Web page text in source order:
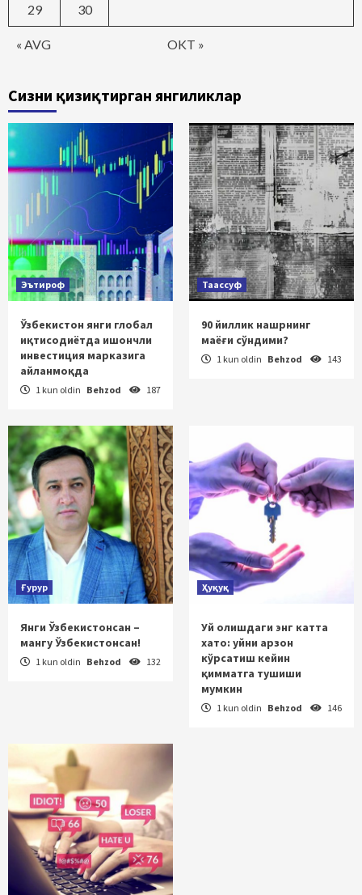
« AVG OKT »
29 30
Сизни қизиқтирган янгиликлар
Эътироф
Ўзбекистон янги глобал
иқтисодиётда ишончли
инвестиция марказига
айланмоқда
1 kun oldin Behzod 187
Таассуф
90 йиллик нашрнинг
маёғи сўндими?
1 kun oldin Behzod 143
Ғурур
Янги Ўзбекистонсан –
мангу Ўзбекистонсан!
1 kun oldin Behzod 132
Ҳуқуқ
Уй олишдаги энг катта
хато: уйни арзон
кўрсатиш кейин
қимматга тушиши
мумкин
1 kun oldin Behzod 146